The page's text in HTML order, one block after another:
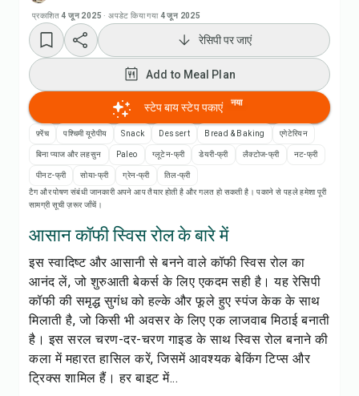
प्रकाशित 4 जून 2025 ·अपडेट किया गया 4 जून 2025
रेसिपी वीडियो देखें
Add to Meal Plan
Add to Shopping List
रेसिपी नोट्स
सेव करें
शेयर करें
रिपोर्ट करें
रेसिपी पर जाएं
Add to Meal Plan
स्टेप बाय स्टेप पकाएं नया
फ़्रेंच पश्चिमी यूरोपीय Snack Dessert Bread & Baking एगेटेरियन
बिना प्याज और लहसुन Paleo ग्लूटेन-फ्री डेयरी-फ्री लैक्टोज-फ्री नट-फ्री
पीनट-फ्री सोया-फ्री ग्रेन-फ्री
तिल-फ्री
टैग और पोषण संबंधी जानकारी अपने आप तैयार होती है और गलत हो सकती है। पकाने से पहले हमेशा पूरी
सामग्री सूची ज़रूर जाँचें।
आसान कॉफी स्विस रोल के बारे में
इस स्वादिष्ट और आसानी से बनने वाले कॉफी स्विस रोल का
आनंद लें, जो शुरुआती बेकर्स के लिए एकदम सही है। यह रेसिपी
कॉफी की समृद्ध सुगंध को हल्के और फूले हुए स्पंज केक के साथ
मिलाती है, जो किसी भी अवसर के लिए एक लाजवाब मिठाई बनाती
है। इस सरल चरण-दर-चरण गाइड के साथ स्विस रोल बनाने की
कला में महारत हासिल करें, जिसमें आवश्यक बेकिंग टिप्स और
ट्रिक्स शामिल हैं। हर बाइट में...